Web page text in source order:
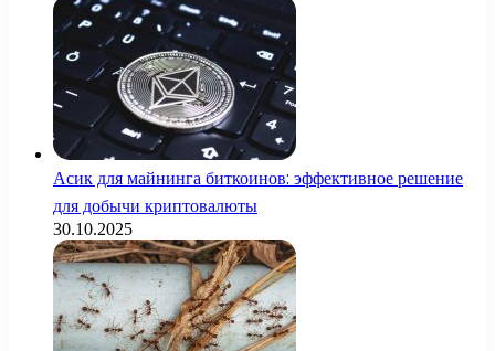
Асик для майнинга биткоинов: эффективное решение
для добычи криптовалюты
30.10.2025